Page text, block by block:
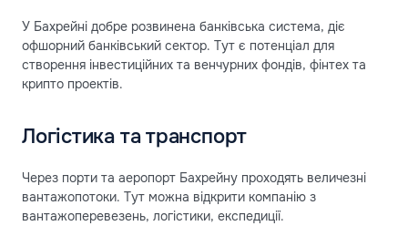
У Бахрейні добре розвинена банківська система, діє
офшорний банківський сектор. Тут є потенціал для
створення інвестиційних та венчурних фондів, фінтех та
крипто проектів.
Логістика та транспорт
Через порти та аеропорт Бахрейну проходять величезні
вантажопотоки. Тут можна відкрити компанію з
вантажоперевезень, логістики, експедиції.